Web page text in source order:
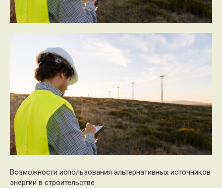
Возможности использования альтернативных источников
энергии в строительстве